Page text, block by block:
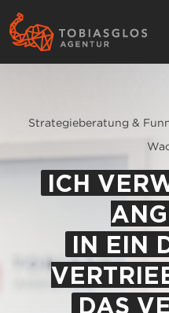
Strategieberatung &
ICH
IN EIN
DAS